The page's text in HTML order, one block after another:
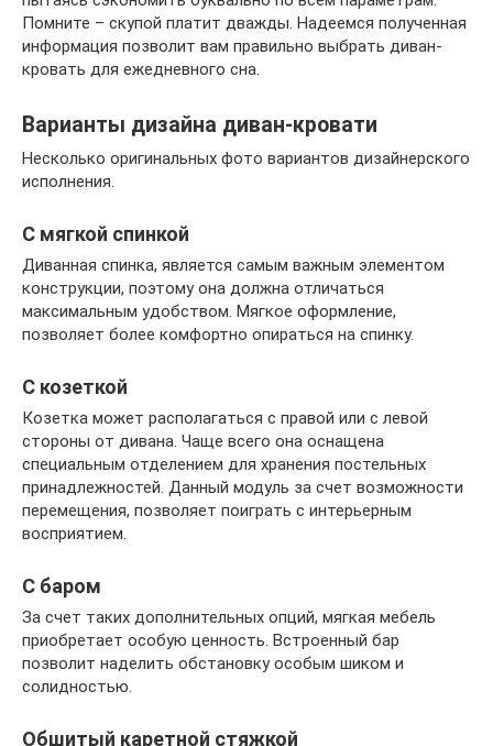
Помните – скупой платит дважды. Надеемся полученная
информация позволит вам правильно выбрать диван-
кровать для ежедневного сна.
Варианты дизайна диван-кровати
Несколько оригинальных фото вариантов дизайнерского
исполнения.
С мягкой спинкой
Диванная спинка, является самым важным элементом
конструкции, поэтому она должна отличаться
максимальным удобством. Мягкое оформление,
позволяет более комфортно опираться на спинку.
С козеткой
Козетка может располагаться с правой или с левой
стороны от дивана. Чаще всего она оснащена
специальным отделением для хранения постельных
принадлежностей. Данный модуль за счет возможности
перемещения, позволяет поиграть с интерьерным
восприятием.
С баром
За счет таких дополнительных опций, мягкая мебель
приобретает особую ценность. Встроенный бар
позволит наделить обстановку особым шиком и
солидностью.
Обшитый каретной стяжкой